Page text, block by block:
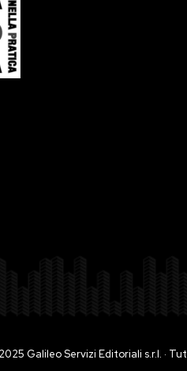
Galileo Servizi Editoriali s.r.l. ·